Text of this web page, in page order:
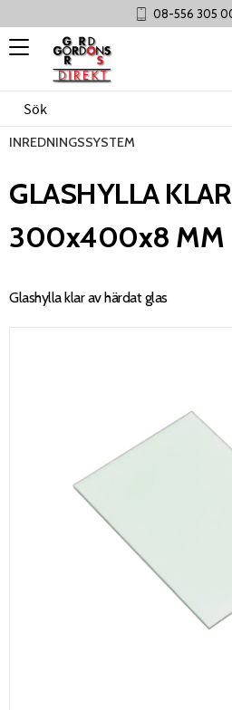
Meny
08-556 305 00
INREDNINGSSYSTEM
GLASHYLLA KLAR
300x400x8 MM
Glashylla klar av härdat glas